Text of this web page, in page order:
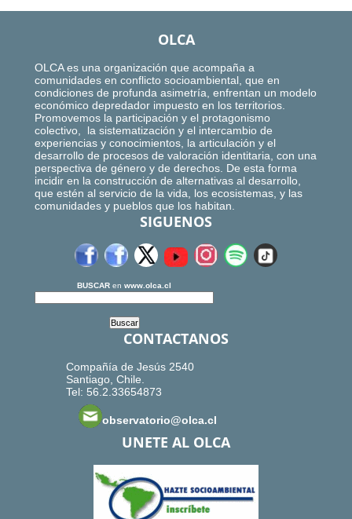
OLCA
OLCA es una organización que acompaña a
comunidades en conflicto socioambiental, que en
condiciones de profunda asimetría, enfrentan un modelo
económico depredador impuesto en los territorios.
Promovemos la participación y el protagonismo
colectivo, la sistematización y el intercambio de
experiencias y conocimientos, la articulación y el
desarrollo de procesos de valoración identitaria, con una
perspectiva de género y de derechos. De esta forma
incidir en la construcción de alternativas al desarrollo,
que estén al servicio de la vida, los ecosistemas, y las
comunidades y pueblos que los habitan.
SIGUENOS
BUSCAR en www.olca.cl
CONTACTANOS
Compañía de Jesús 2540
Santiago, Chile.
Tel: 56.2.33654873
observatorio@olca.cl
UNETE AL OLCA